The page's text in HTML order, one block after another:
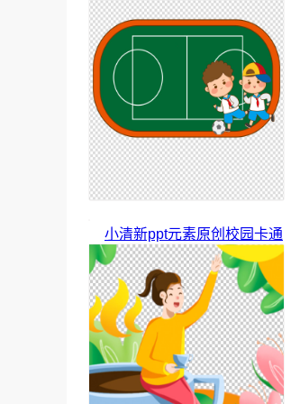
小清新ppt元素原创校园卡通